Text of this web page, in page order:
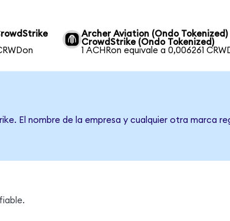
Archer Aviation (Ondo Tokenized)
CrowdStrike (Ondo Tokenized)
1 ACHRon equivale a 0,006261
El nombre de la empresa y cualquier otra marca